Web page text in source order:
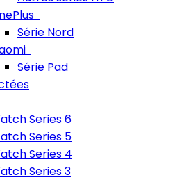
Série Nord
Série Pad
Series 6
Series 5
Series 4
Series 3